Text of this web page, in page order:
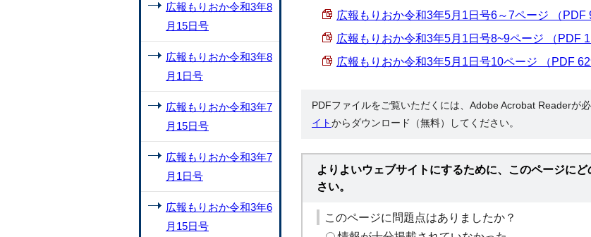
広報もりおか令和3年5月1日号6～7ページ （PDF
広報もりおか令和3年5月1日号8~9ページ （PDF
広報もりおか令和3年5月1日号10ページ （PDF
PDFファイルをご覧いただくには、Adobe Acrobat Readerが
イトからダウンロード（無料）してください。
よりよいウェブサイトにするために、このページに
さい。
このページに問題点はありましたか？
広報もりおか令和3年8
月15日号
広報もりおか令和3年8
月1日号
広報もりおか令和3年7
月15日号
広報もりおか令和3年7
月1日号
広報もりおか令和3年6
月15日号